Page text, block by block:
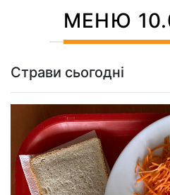
МЕНЮ
Страви сьогодні